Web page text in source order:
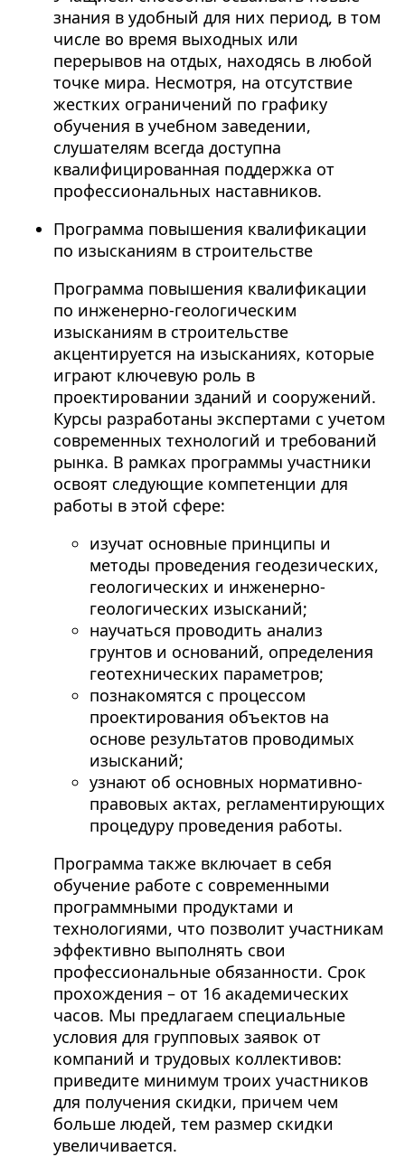
знания в удобный для них период, в том
числе во время выходных или
перерывов на отдых, находясь в любой
точке мира. Несмотря, на отсутствие
жестких ограничений по графику
обучения в учебном заведении,
слушателям всегда доступна
квалифицированная поддержка от
профессиональных наставников.
Программа повышения квалификации
по изысканиям в строительстве
Программа повышения квалификации
по инженерно-геологическим
изысканиям в строительстве
акцентируется на изысканиях, которые
играют ключевую роль в
проектировании зданий и сооружений.
Курсы разработаны экспертами с учетом
современных технологий и требований
рынка. В рамках программы участники
освоят следующие компетенции для
работы в этой сфере:
изучат основные принципы и
методы проведения геодезических,
геологических и инженерно-
геологических изысканий;
научаться проводить анализ
грунтов и оснований, определения
геотехнических параметров;
познакомятся с процессом
проектирования объектов на
основе результатов проводимых
изысканий;
узнают об основных нормативно-
правовых актах, регламентирующих
процедуру проведения работы.
Программа также включает в себя
обучение работе с современными
программными продуктами и
технологиями, что позволит участникам
эффективно выполнять свои
профессиональные обязанности. Срок
прохождения – от 16 академических
часов. Мы предлагаем специальные
условия для групповых заявок от
компаний и трудовых коллективов:
приведите минимум троих участников
для получения скидки, причем чем
больше людей, тем размер скидки
увеличивается.